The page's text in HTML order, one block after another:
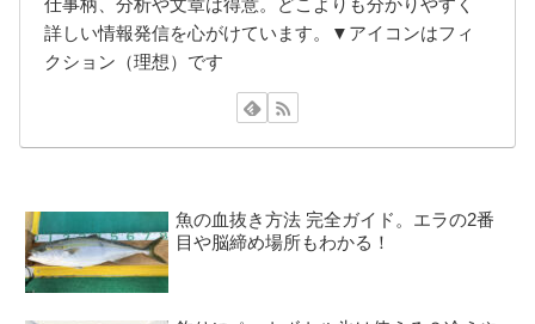
詳しい情報発信を心がけています。▼アイコンはフィ
クション（理想）です
魚の血抜き方法 完全ガイド。エラの2番
目や脳締め場所もわかる！